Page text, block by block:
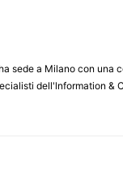
sede a Milano con una
dell'lnformation &